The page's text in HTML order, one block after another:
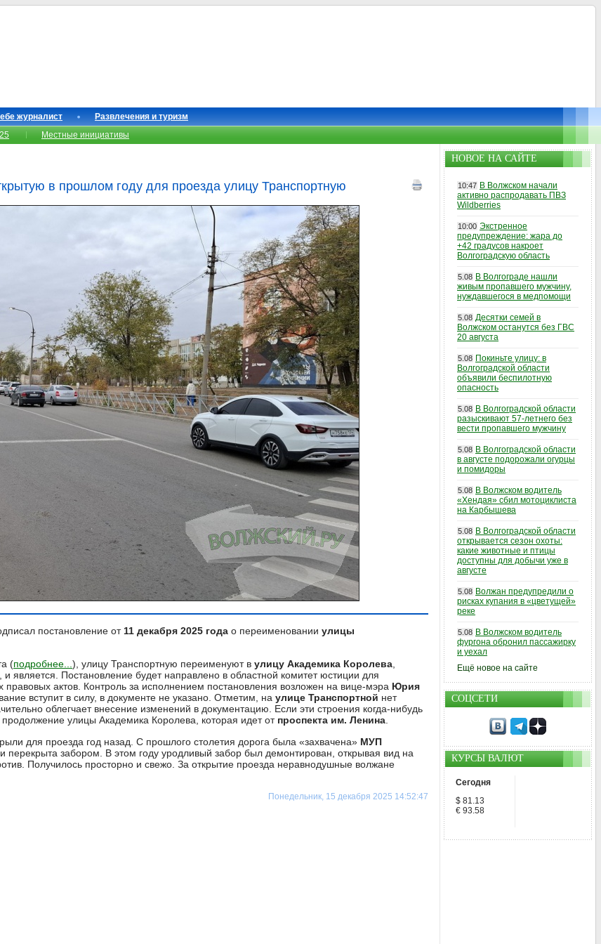
журналист
Развлечения и туризм
Местные инициативы
в прошлом году для проезда улицу Транспортную
постановление от 11 декабря 2025 года о переименовании улицы
(подробнее... ), улицу Транспортную переименуют в улицу Академика Королева
является. Постановление будет направлено в областной комитет юстиции для
правовых актов. Контроль за исполнением постановления возложен на вице-мэра Юрия
вступит в силу, в документе не указано. Отметим, на улице Транспортной нет
облегчает внесение изменений в документацию. Если эти строения когда-нибудь
продолжение улицы Академика Королева, которая идет от проспекта им. Ленина
для проезда год назад. С прошлого столетия дорога была «захвачена» МУП
и перекрыта забором. В этом году уродливый забор был демонтирован, открывая вид на
Получилось просторно и свежо. За открытие проезда неравнодушные волжане
Понедельник, 15 декабря 2025 14:52:47
НОВОЕ НА САЙТЕ
10:47 В Волжском начали
активно распродавать ПВЗ
Wildberries
10:00 Экстренное
предупреждение: жара до
+42 градусов накроет
Волгоградскую область
5.08 В Волгограде нашли
живым пропавшего мужчину,
нуждавшегося в медпомощи
5.08 Десятки семей в
Волжском останутся без ГВС
20 августа
5.08 Покиньте улицу: в
Волгоградской области
объявили беспилотную
опасность
5.08 В Волгоградской области
разыскивают 57-летнего без
вести пропавшего мужчину
5.08 В Волгоградской области
в августе подорожали огурцы
и помидоры
5.08 В Волжском водитель
«Хендая» сбил мотоциклиста
на Карбышева
5.08 В Волгоградской области
открывается сезон охоты:
какие животные и птицы
доступны для добычи уже в
августе
5.08 Волжан предупредили о
рисках купания в «цветущей»
реке
5.08 В Волжском водитель
фургона обронил пассажирку
и уехал
Ещё новое на сайте
СОЦСЕТИ
КУРСЫ ВАЛЮТ
Сегодня
$ 81.13
€ 93.58